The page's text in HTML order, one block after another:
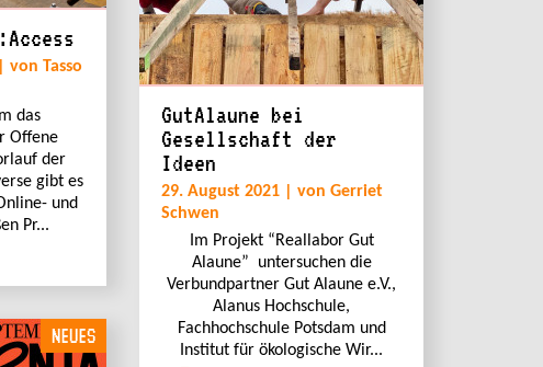
von Tasso
das
Offene
der
gibt es
und
Pr...
GutAlaune bei
Gesellschaft der
Ideen
29. August 2021 | von Gerriet
Schwen
Im Projekt “Reallabor Gut
Alaune” untersuchen die
Verbundpartner Gut Alaune e.V.,
Alanus Hochschule,
Fachhochschule Potsdam und
Institut für ökologische Wir...
NEUES